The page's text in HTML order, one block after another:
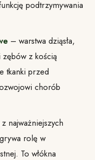
podtrzymywania
– warstwa dziąsła,
zębów z kością
tkanki przed
chorób
najważniejszych
rolę w
To włókna